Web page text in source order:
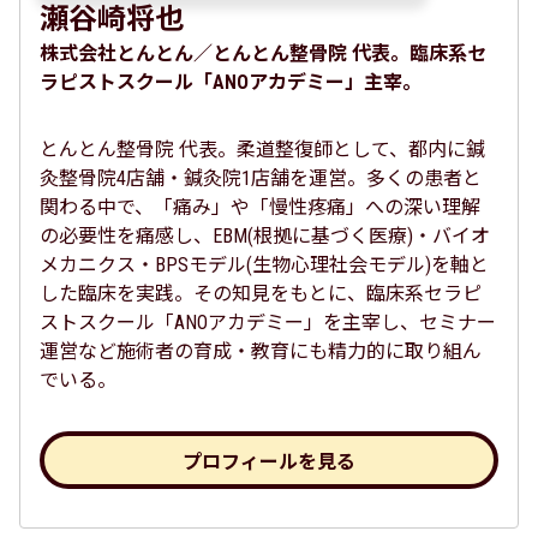
瀬谷崎将也
株式会社とんとん／とんとん整骨院 代表。臨床系セ
ラピストスクール「ANOアカデミー」主宰。
とんとん整骨院 代表。柔道整復師として、都内に鍼
灸整骨院4店舗・鍼灸院1店舗を運営。多くの患者と
関わる中で、「痛み」や「慢性疼痛」への深い理解
の必要性を痛感し、EBM(根拠に基づく医療)・バイオ
メカニクス・BPSモデル(生物心理社会モデル)を軸と
した臨床を実践。その知見をもとに、臨床系セラピ
ストスクール「ANOアカデミー」を主宰し、セミナー
運営など施術者の育成・教育にも精力的に取り組ん
でいる。
プロフィールを見る